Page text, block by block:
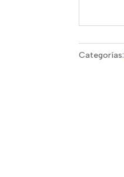
Categorías: